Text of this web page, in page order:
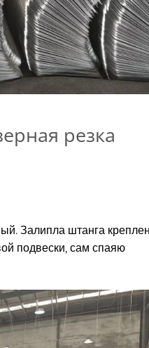
резка
Залипла штанга
подвески, сам спаяю